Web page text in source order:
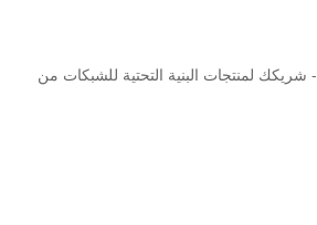
GCBALING ELECTRONIC - شريكك لمنتجات البنية التحتية للشبكات من